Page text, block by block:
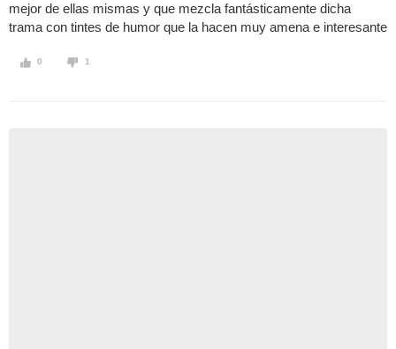
mejor de ellas mismas y que mezcla fantásticamente dicha
trama con tintes de humor que la hacen muy amena e interesante
0 1